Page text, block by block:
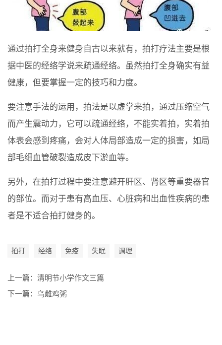
通过拍打全身来健身自古以来就有，拍打疗法主要是根
据中医的经络学说来疏通经络。虽然拍打全身确实有益
健康，但要掌握一定的技巧和力度。
要注意手法的运用，拍法是以虚掌来拍，通过压缩空气
而产生震动力，它可以疏通经络，不能实着拍，实着拍
体表会感到疼痛，会对人体局部造成一定的损害，如局
部毛细血管破裂造成皮下淤血等。
另外，在拍打过程中要注意避开肝区、肾区等重要器官
的部位。而对于患有高血压、心脏病和出血性疾病的患
者是不适合拍打健身的。
拍打 经络 免疫 失眠 调理
上一篇： 清明节小学作文三篇
下一篇： 乌雌鸡粥